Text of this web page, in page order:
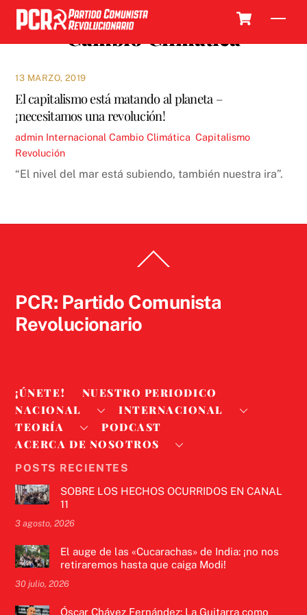
Skip
content
Cambio Climática
13 MARZO, 2019
El capitalismo está matando al planeta –
¡necesitamos una revolución!
admin Internacional Cambio Climática ,Capitalismo
Revolución
“El nivel del mar está subiendo, también nuestra ira”.
To
PCR: Partido Comunista
Revolucionario
¡ÚNETE!
NUESTRO PERIODICO
NACIONAL
INTERNACIONAL
TEORÍA
PODCAST
ACERCA DE NOSOTROS
POSTS RECIENTES
SOBRE LOS HECHOS OCURRIDOS EN CANAL
11
3 agosto, 2026
El auge de las «Cucarachas» de India: ¡no nos
retiraremos hasta que caiga Modi!
30 julio, 2026
Óscar Chávez Fernández: La Guitarra como